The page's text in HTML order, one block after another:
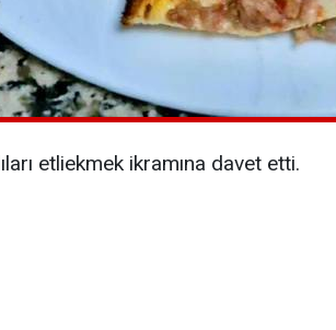
etliekmek ikramına davet etti.